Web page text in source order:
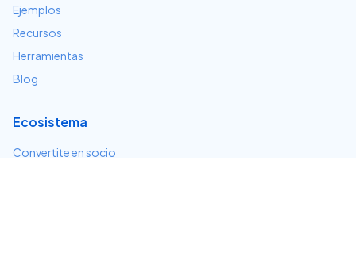
Ejemplos
Recursos
Herramientas
Blog
Ecosistema
Convertite en socio